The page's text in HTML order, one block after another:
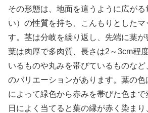
その形態は、地面を這うように広が
い）の性質を持ち、こんもりとしたマ
す。茎は分岐を繰り返し、先端に葉が
葉は肉厚で多肉質、長さは2～3cm程
いるものや丸みを帯びているものな
のバリエーションがあります。葉の
によって緑色から赤みを帯びた色まで
日によく当てると葉の縁が赤く染ま